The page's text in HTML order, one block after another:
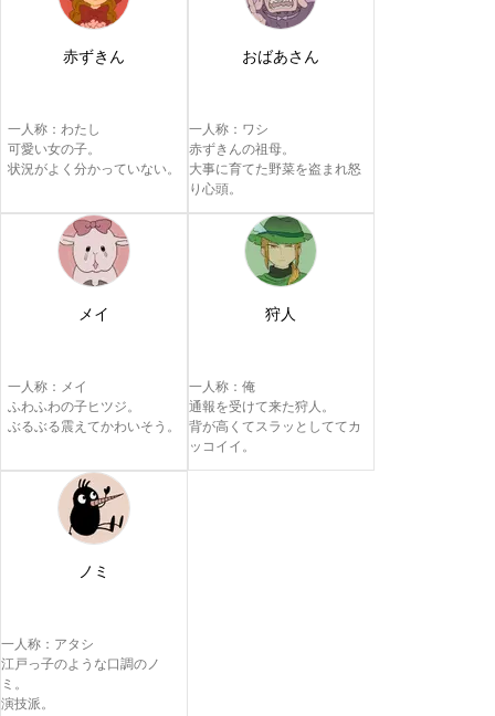
赤ずきん
一人称：わたし
可愛い女の子。
状況がよく分かっていない。
おばあさん
一人称：ワシ
赤ずきんの祖母。
大事に育てた野菜を盗まれ怒
り心頭。
メイ
一人称：メイ
ふわふわの子ヒツジ。
ぶるぶる震えてかわいそう。
狩人
一人称：俺
通報を受けて来た狩人。
背が高くてスラッとしててカ
ッコイイ。
ノミ
一人称：アタシ
江戸っ子のような口調のノ
ミ。
演技派。